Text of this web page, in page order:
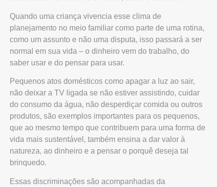
Quando uma criança vivencia esse clima de
planejamento no meio familiar como parte de uma rotina,
como um assunto e não uma disputa, isso passará a ser
normal em sua vida – o dinheiro vem do trabalho, do
saber usar e do pensar para usar.
Pequenos atos domésticos como apagar a luz ao sair,
não deixar a TV ligada se não estiver assistindo, cuidar
do consumo da água, não desperdiçar comida ou outros
produtos, são exemplos importantes para os pequenos,
que ao mesmo tempo que contribuem para uma forma de
vida mais sustentável, também ensina a dar valor à
natureza, ao dinheiro e a pensar o porquê deseja tal
brinquedo.
Essas discriminações são acompanhadas da